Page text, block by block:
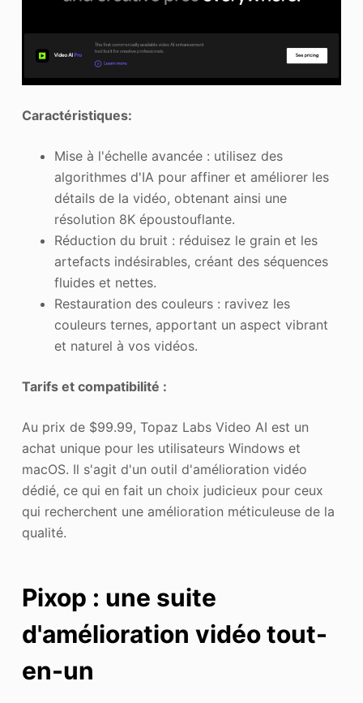
Caractéristiques:
Mise à l'échelle avancée : utilisez des
algorithmes d'IA pour affiner et améliorer les
détails de la vidéo, obtenant ainsi une
résolution 8K époustouflante.
Réduction du bruit : réduisez le grain et les
artefacts indésirables, créant des séquences
fluides et nettes.
Restauration des couleurs : ravivez les
couleurs ternes, apportant un aspect vibrant
et naturel à vos vidéos.
Tarifs et compatibilité :
Au prix de $99.99, Topaz Labs Video AI est un
achat unique pour les utilisateurs Windows et
macOS. Il s'agit d'un outil d'amélioration vidéo
dédié, ce qui en fait un choix judicieux pour ceux
qui recherchent une amélioration méticuleuse de la
qualité.
Pixop : une suite
d'amélioration vidéo tout-
en-un